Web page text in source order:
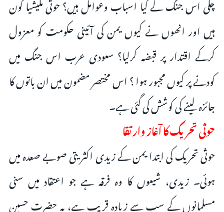
ہیں اور انھوں نے کیوں یمن کی آئینی حکومت کو معزول
کرکے اقتدار پر قبضہ کرلیا؟ سعودی عرب اس جنگ میں
کودنے پر کیوں مجبور ہوا ؟ اس مختصر مضمون میں ان باتوں کا
جائزہ لینے کی کوشش کی گئی ہے۔
حوثی تحریک کا آغاز وارتقا
حوثی تحریک کی ابتدا یمن کے زیدی اکثریتی صوبے صعدہ میں
ہوئی۔ زیدی، شیعوں کا وہ فرقہ ہے جو اعتقاد میں سنی
مسلمانوں کے سب سے زیادہ قریب ہے، یہ حضرت حسین